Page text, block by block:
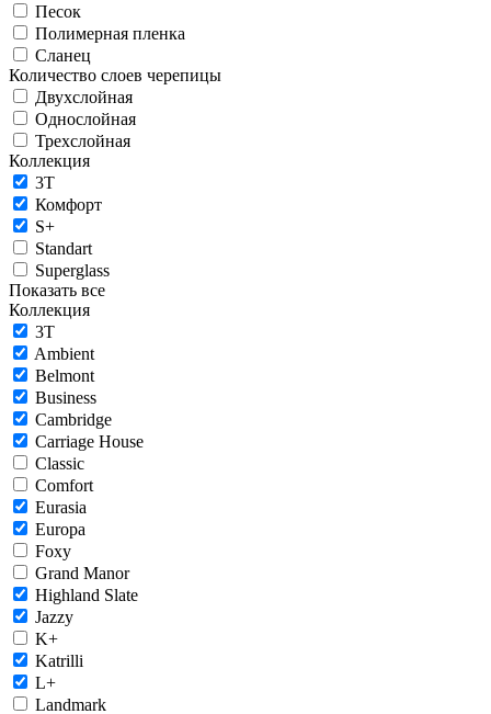
Песок
Полимерная пленка
Сланец
Количество слоев черепицы
Двухслойная
Однослойная
Трехслойная
Коллекция
3T
Комфорт
S+
Standart
Superglass
Показать все
Коллекция
3T
Ambient
Belmont
Business
Cambridge
Carriage House
Classic
Comfort
Eurasia
Europa
Foxy
Grand Manor
Highland Slate
Jazzy
K+
Katrilli
L+
Landmark